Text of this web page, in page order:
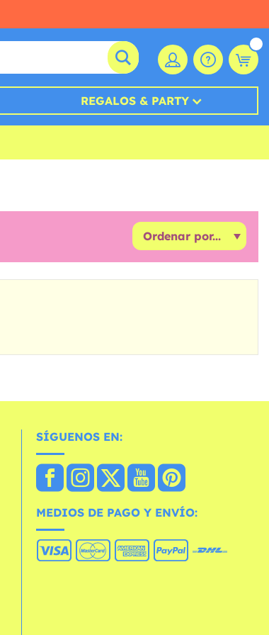
REGALOS & PARTY
SÍGUENOS EN:
MEDIOS DE PAGO Y ENVÍO: